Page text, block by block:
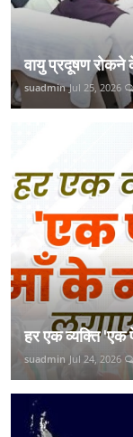
वायु प्रदूषण रोकने
suadmin Jul 25, 2026
हर एक व्यक्ति 'एक
suadmin Jul 24, 2026